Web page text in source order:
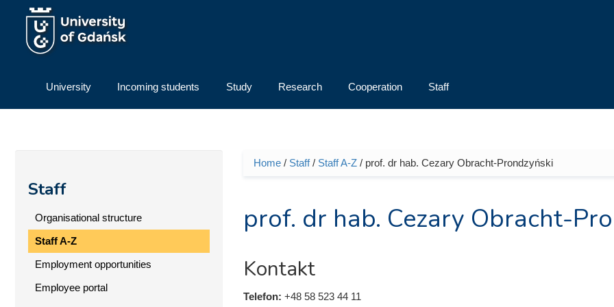
Skip to main content
University Incoming students Study Research Cooperation Staff
Staff
Organisational structure
Staff A-Z
Employment opportunities
Employee portal
You are here
Home/ Staff/ Staff A-Z/ prof. dr hab. Cezary Obracht-Prondzyński
prof. dr hab. Cezary Obracht-
Kontakt
Telefon: +48 58 523 44 11